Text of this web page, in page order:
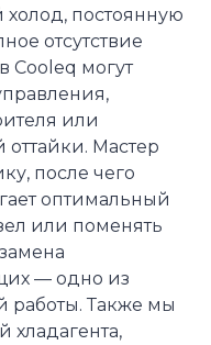
постоянную
отсутствие
Cooleq могут
или
оттайки. Мастер
после чего
оптимальный
или поменять
— одно из
работы. Также мы
хладагента,